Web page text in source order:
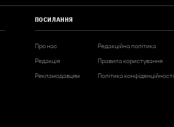
ПОСИЛАННЯ
Про нас
Редакція
Рекламодавцям
Редакційна політика
Правила користування
Політика конфіденційності